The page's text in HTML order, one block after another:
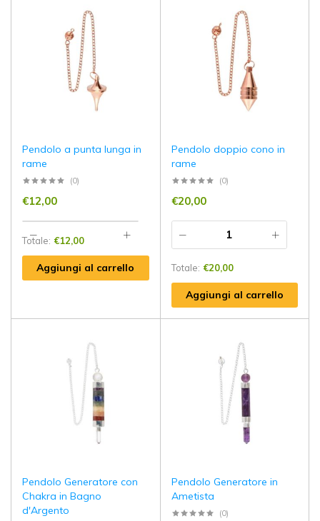
Pendolo a punta lunga in
rame
(0)
€12,00
Totale: €12,00
Aggiungi al carrello
Pendolo doppio cono in
rame
(0)
€20,00
Totale: €20,00
Aggiungi al carrello
Pendolo Generatore con
Chakra in Bagno
d'Argento
Pendolo Generatore in
Ametista
(0)